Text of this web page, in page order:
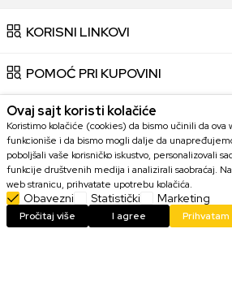
KORISNI LINKOVI
POMOĆ PRI KUPOVINI
KORISNIČKI SERVIS
KONTAKT
Ovaj sajt koristi kolačiće
Koristimo kolačiće (cookies) da bismo učinili da ova
funkcioniše i da bismo mogli dalje da
poboljšali vaše korisničko iskustvo, personalizovali
funkcije društvenih medija i analizirali saobraćaj.
web stranicu, prihvatate upotrebu kolačića.
Obavezni Statistički Marketing
Pročitaj više I agree Prihvatam